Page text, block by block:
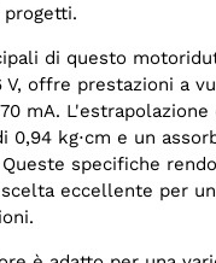
di questo
V, offre prestazioni a
mA.
0,94 kg⋅cm e un
specifiche
eccellente per